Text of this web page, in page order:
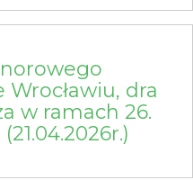
dra
w ramach 26.